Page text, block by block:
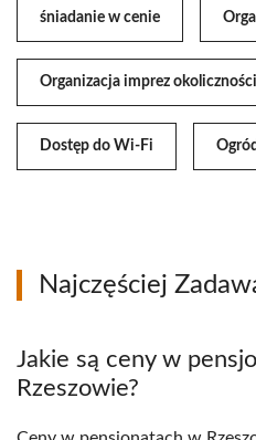
śniadanie w cenie
Organizacja imprez
Dostęp do Wi-Fi
Najczęściej
Jakie są ceny w
Rzeszowie?